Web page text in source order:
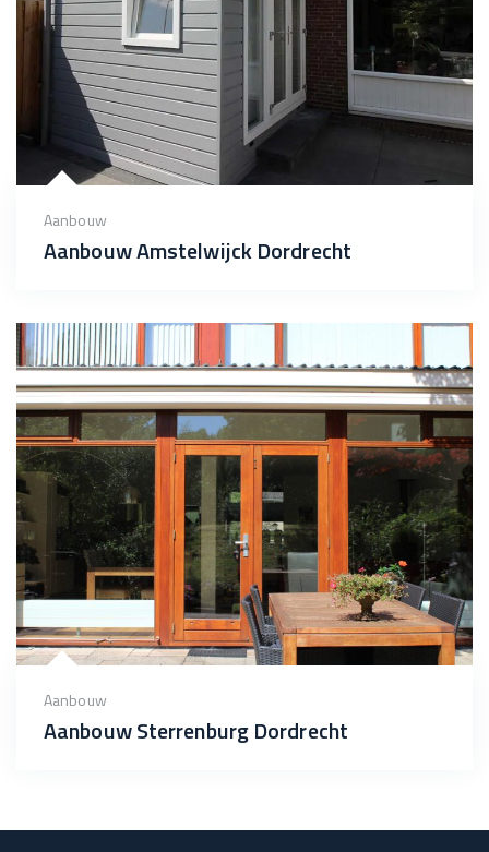
Aanbouw
Aanbouw Amstelwijck Dordrecht
Aanbouw
Aanbouw Sterrenburg Dordrecht